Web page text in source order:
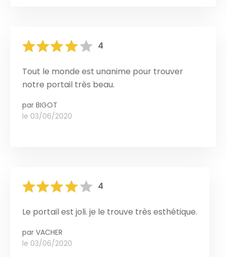
4
Tout le monde est unanime pour trouver
notre portail très beau.
par BIGOT
le 03/06/2020
4
Le portail est joli. je le trouve très esthétique.
par VACHER
le 03/06/2020